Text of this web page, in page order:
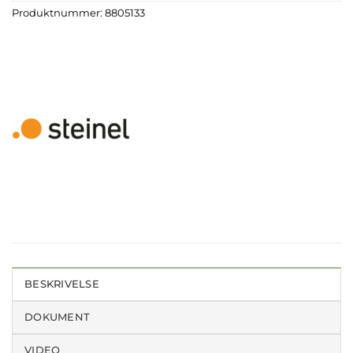
Produktnummer: 8805133
BESKRIVELSE
DOKUMENT
VIDEO